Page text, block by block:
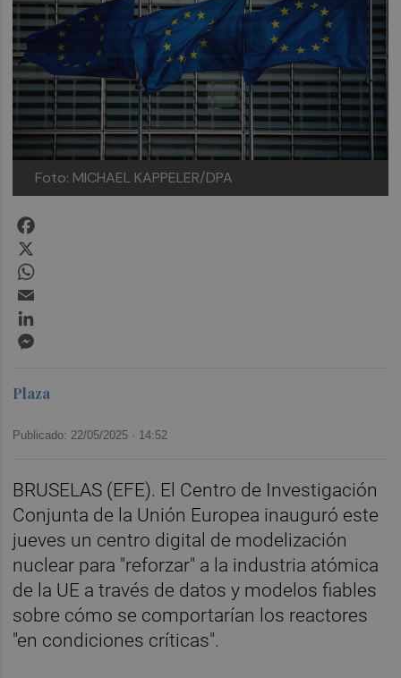
Foto: MICHAEL KAPPELER/DPA
Plaza
Publicado: 22/05/2025 · 14:52
BRUSELAS (EFE). El Centro de Investigación
Conjunta de la Unión Europea inauguró este
jueves un centro digital de modelización
nuclear para "reforzar" a la industria atómica
de la UE a través de datos y modelos fiables
sobre cómo se comportarían los reactores
"en condiciones críticas".